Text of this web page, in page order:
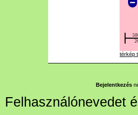
térkép
Bejelentkezés
Felhasználónevedet